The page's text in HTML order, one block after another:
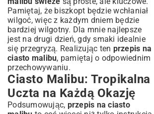
Pamiętaj, że biszkopt będzie wchłaniał
wilgoć, więc z każdym dniem będzie
bardziej wilgotny. Dla mnie najlepsze
jest na drugi dzień, gdy smaki idealnie
się przegryzą. Realizując ten przepis na
ciasto malibu, pamiętaj o odpowiednim
przechowywaniu.
Ciasto Malibu: Tropikalna
Uczta na Każdą Okazję
Podsumowując, przepis na ciasto